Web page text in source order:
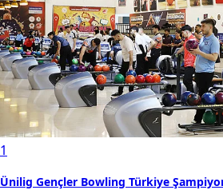
1
Ünilig Gençler Bowling Türkiye